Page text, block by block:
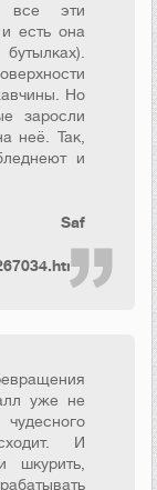
все эти
есть она
Но
заросли
неё. Так,
и
Saf
уже не
И
шкурить,